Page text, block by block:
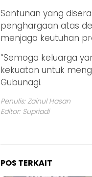
Santunan yang
penghargaan atas
menjaga keutuhan
“Semoga keluarga
kekuatan untuk
Gubunagi.
Penulis: Zainul Hasan
Editor: Supriadi
POS TERKAIT